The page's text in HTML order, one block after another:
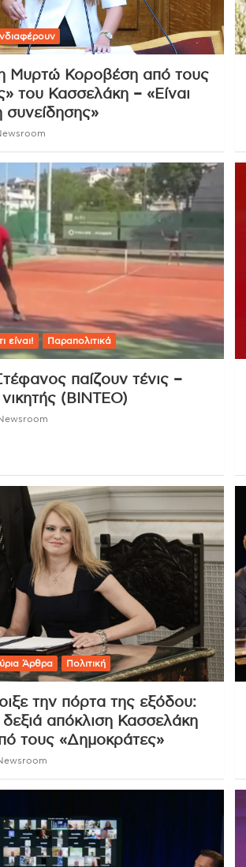
Μυρτώ Κοροβέση από τους
του Κασσελάκη – «Είναι
είναι! Παραπολιτικά
παίζουν τένις –
(ΒΙΝΤΕΟ)
Άρθρα Πολιτική
την πόρτα της εξόδου:
δεξιά απόκλιση Κασσελάκη
τους «Δημοκράτες»